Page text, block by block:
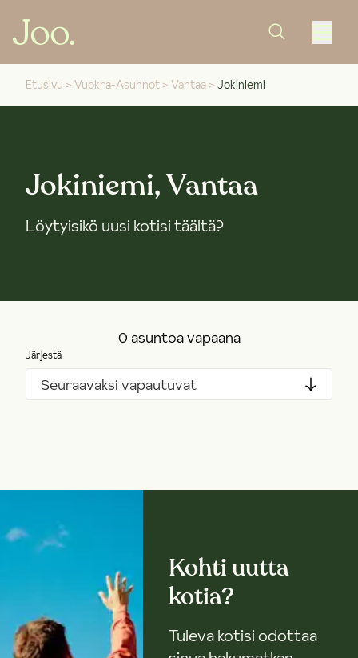
Etusivu > Vuokra-Asunnot > Vantaa > Jokiniemi
Jokiniemi, Vantaa
Löytyisikö uusi kotisi täältä?
0 asuntoa vapaana
Järjestä
Seuraavaksi vapautuvat
Kohti uutta
kotia?
Tuleva kotisi odottaa